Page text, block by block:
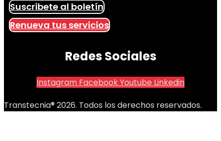
Suscribete al boletín
Renueva tus servicios
Redes Sociales
Instagram FacebookYoutube Linkedin
Transtecnia® 2026. Todos los derechos reservados.